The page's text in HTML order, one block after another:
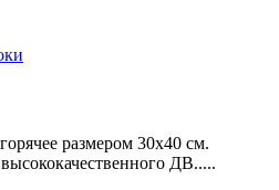
размером 30х40 см.
ДВ.....